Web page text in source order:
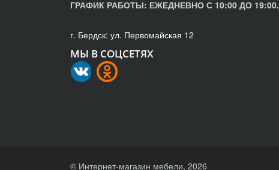
ГРАФИК РАБОТЫ: ЕЖЕДНЕВНО С 10:00 ДО 19:00.
г. Бердск: ул. Первомайская 12
МЫ В СОЦСЕТЯХ
© Интернет-магазин мебели, 2026